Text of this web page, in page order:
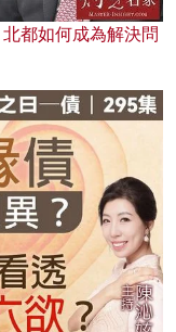
都如何成為解決問